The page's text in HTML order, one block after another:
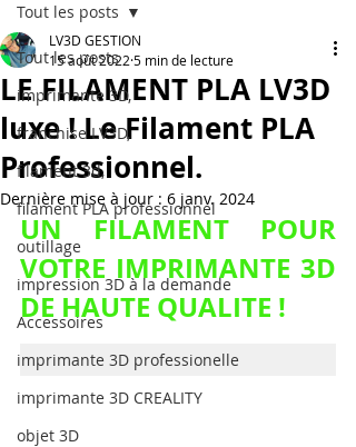
Tout les posts
imprimante 3D,
franchise LV3D,
filament 3d,
filament PLA professionnel
outillage
impression 3D à la demande
Accessoires
imprimante 3D professionelle
imprimante 3D CREALITY
objet 3D
Tout les posts
LE FILAMENT PLA LV3D
luxe ! Le Filament PLA
Professionnel.
LV3D GESTION
15 août 2022 5 min de lecture
Dernière mise à jour : 6 janv. 2024
UN FILAMENT POUR
VOTRE IMPRIMANTE 3D
DE HAUTE QUALITE !